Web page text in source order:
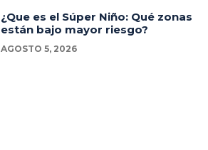
¿Que es el Súper Niño: Qué zonas
están bajo mayor riesgo?
AGOSTO 5, 2026